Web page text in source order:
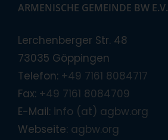
ARMENISCHE GEMEINDE BW E.V.
Lerchenberger Str. 48
73035 Göppingen
Telefon: +49 7161 8084717
Fax: +49 7161 8084709
E-Mail: info (at) agbw.org
Webseite: agbw.org